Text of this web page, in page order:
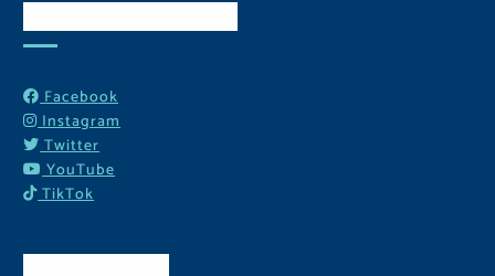
Facebook
Instagram
Twitter
YouTube
TikTok